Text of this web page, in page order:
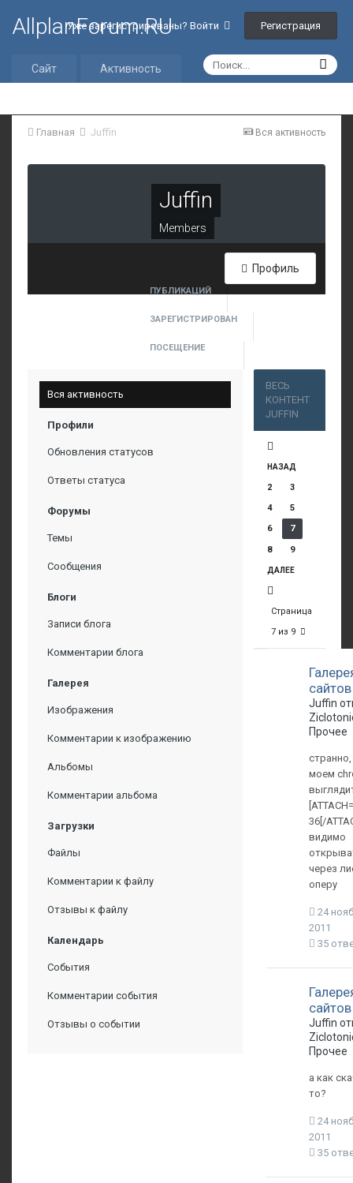
AllplanForum.RU
Уже зарегистрированы? Войти Регистрация
Сайт Активность
Вся активность
Главная Juffin
Juffin
Members
Профиль
ПУБЛИКАЦИЙ
ЗАРЕГИСТРИРОВАН
ПОСЕЩЕНИЕ
Вся активность
Профили
Обновления статусов
Ответы статуса
Форумы
Темы
Сообщения
Блоги
Записи блога
Комментарии блога
Галерея
Изображения
Комментарии к изображению
Альбомы
Комментарии альбома
Загрузки
Файлы
Комментарии к файлу
Отзывы к файлу
Календарь
События
Комментарии события
Отзывы о событии
ВЕСЬ
КОНТЕНТ
JUFFIN
НАЗАД
2 3
4 5
6 7
8 9
ДАЛЕЕ
Страница
7 из 9
сайтов
Juffin
Прочее
моем
36[/
видимо
через
оперу
24
2011
35
сайтов
Juffin
Прочее
а как
то?
24
2011
35